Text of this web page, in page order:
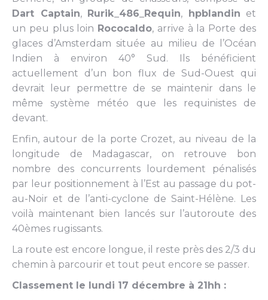
Dart Captain, Rurik_486_Requin, hpblandin et
un peu plus loin Rococaldo, arrive à la Porte des
glaces d’Amsterdam située au milieu de l’Océan
Indien à environ 40° Sud. Ils bénéficient
actuellement d’un bon flux de Sud-Ouest qui
devrait leur permettre de se maintenir dans le
même système météo que les requinistes de
devant.
Enfin, autour de la porte Crozet, au niveau de la
longitude de Madagascar, on retrouve bon
nombre des concurrents lourdement pénalisés
par leur positionnement à l’Est au passage du pot-
au-Noir et de l’anti-cyclone de Saint-Hélène. Les
voilà maintenant bien lancés sur l’autoroute des
40èmes rugissants.
La route est encore longue, il reste près des 2/3 du
chemin à parcourir et tout peut encore se passer.
Classement le lundi 17 décembre à 21hh :